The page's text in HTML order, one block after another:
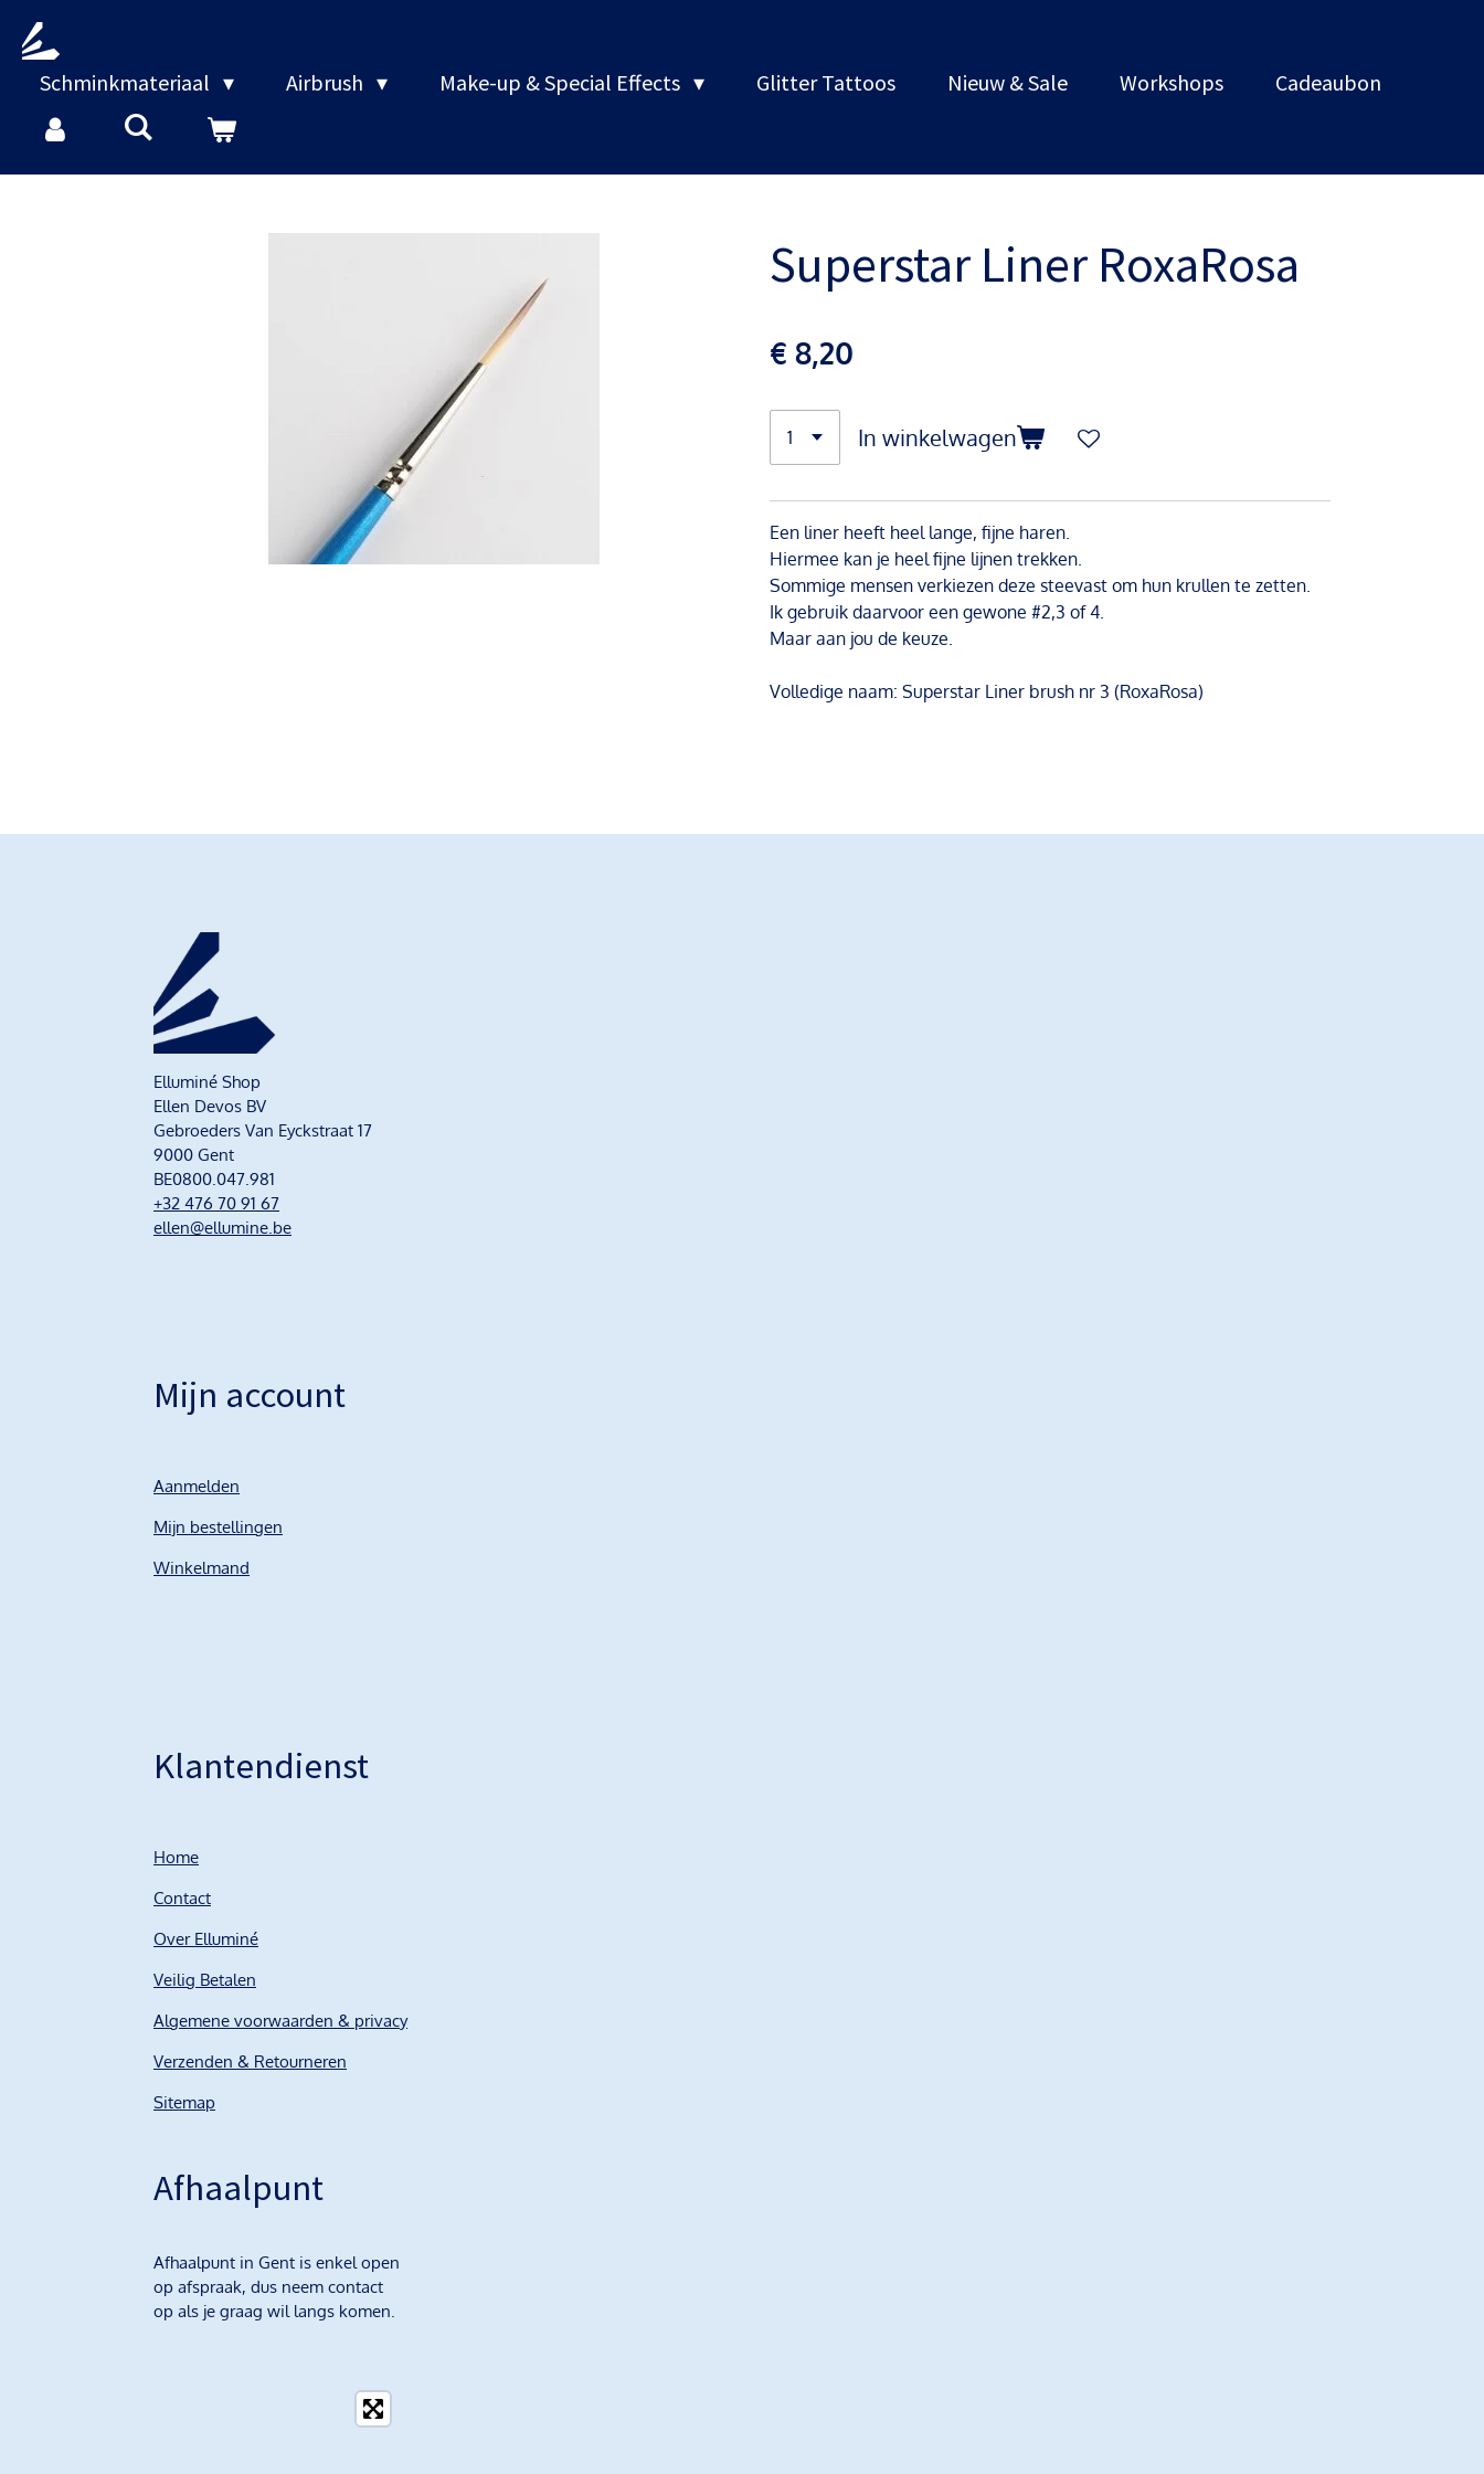
direct
naar
hoofdinhoud
Schminkmateriaal Airbrush Make-up & Special Effects Glitter Tattoos Nieuw & Sale Workshops Cadeaubon
Superstar Liner RoxaRosa
€ 8,20
In winkelwagen
Een liner heeft heel lange, fijne haren.
Hiermee kan je heel fijne lijnen trekken.
Sommige mensen verkiezen deze steevast om hun krullen te zetten.
Ik gebruik daarvoor een gewone #2,3 of 4.
Maar aan jou de keuze.
Volledige naam: Superstar Liner brush nr 3 (RoxaRosa)
Elluminé Shop
Ellen Devos BV
Gebroeders Van Eyckstraat 17
9000 Gent
BE0800.047.981
+32 476 70 91 67
ellen@ellumine.be
Mijn account
Aanmelden
Mijn bestellingen
Winkelmand
Klantendienst
Home
Contact
Over Elluminé
Veilig Betalen
Algemene voorwaarden & privacy
Verzenden & Retourneren
Sitemap
Afhaalpunt
Afhaalpunt in Gent is enkel open
op afspraak, dus neem contact
op als je graag wil langs komen.